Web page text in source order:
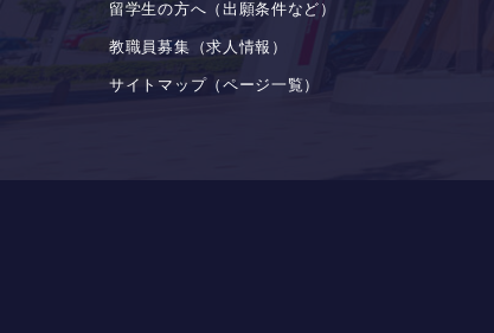
留学生の方へ（出願条件など）
教職員募集（求人情報）
サイトマップ（ページ一覧）